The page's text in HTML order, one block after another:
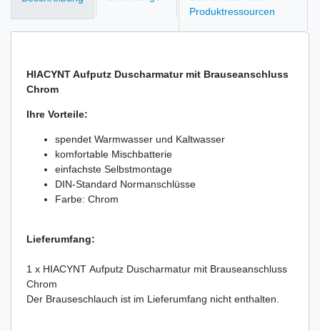
Produktressourcen
HIACYNT Aufputz Duscharmatur mit Brauseanschluss
Chrom
Ihre Vorteile:
spendet Warmwasser und Kaltwasser
komfortable Mischbatterie
einfachste Selbstmontage
DIN-Standard Normanschlüsse
Farbe: Chrom
Lieferumfang:
1 x HIACYNT Aufputz Duscharmatur mit Brauseanschluss
Chrom
Der Brauseschlauch ist im Lieferumfang nicht enthalten.